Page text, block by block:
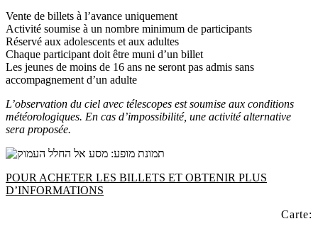
Vente de billets à l’avance uniquement
Activité soumise à un nombre minimum de participants
Réservé aux adolescents et aux adultes
Chaque participant doit être muni d’un billet
Les jeunes de moins de 16 ans ne seront pas admis sans
accompagnement d’un adulte
L’observation du ciel avec télescopes est soumise aux conditions
météorologiques. En cas d’impossibilité, une activité alternative
sera proposée.
POUR ACHETER LES BILLETS ET OBTENIR PLUS
D’INFORMATIONS
Carte: